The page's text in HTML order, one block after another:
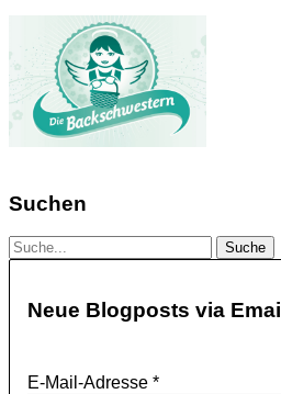
Suchen
Neue Blogposts via Email
E-Mail-Adresse *